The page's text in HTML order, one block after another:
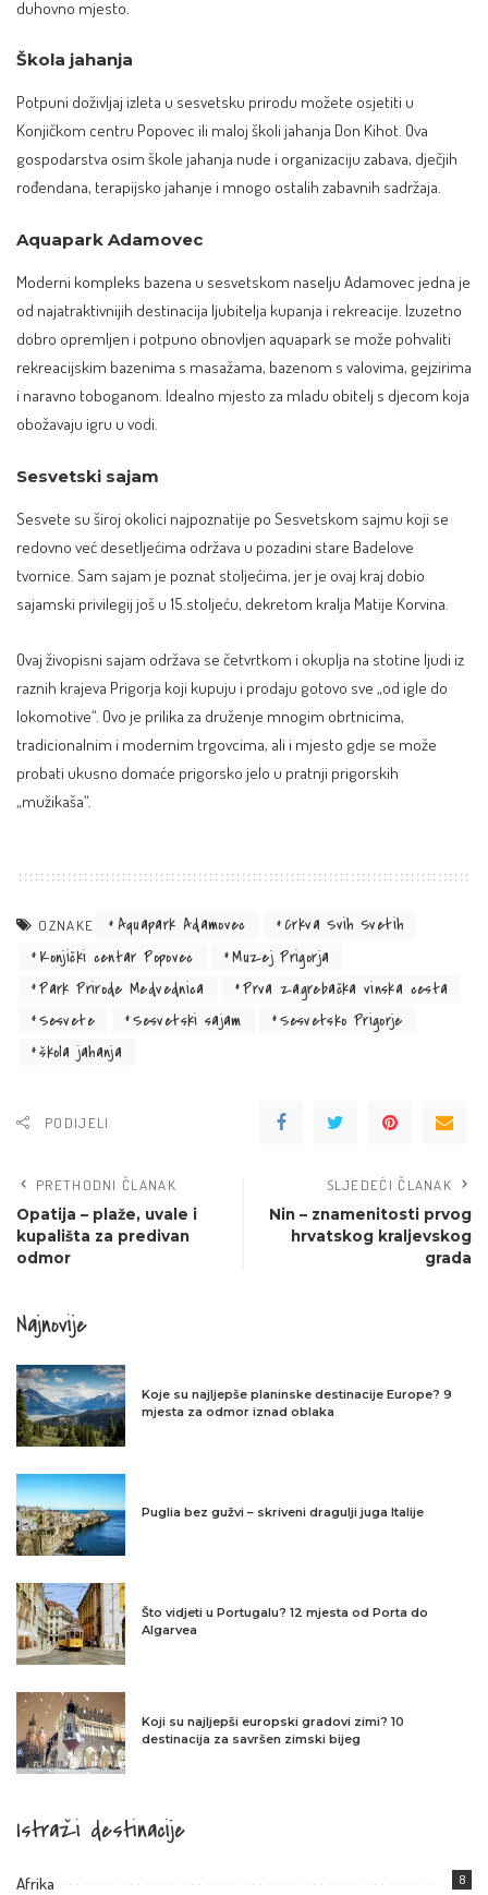
duhovno mjesto.
Škola jahanja
Potpuni doživljaj izleta u sesvetsku prirodu možete osjetiti u
Konjičkom centru Popovec ili maloj školi jahanja Don Kihot. Ova
gospodarstva osim škole jahanja nude i organizaciju zabava, dječjih
rođendana, terapijsko jahanje i mnogo ostalih zabavnih sadržaja.
Aquapark Adamovec
Moderni kompleks bazena u sesvetskom naselju Adamovec jedna je
od najatraktivnijih destinacija ljubitelja kupanja i rekreacije. Izuzetno
dobro opremljen i potpuno obnovljen aquapark se može pohvaliti
rekreacijskim bazenima s masažama, bazenom s valovima, gejzirima
i naravno toboganom. Idealno mjesto za mladu obitelj s djecom koja
obožavaju igru u vodi.
Sesvetski sajam
Sesvete su široj okolici najpoznatije po Sesvetskom sajmu koji se
redovno već desetljećima održava u pozadini stare Badelove
tvornice. Sam sajam je poznat stoljećima, jer je ovaj kraj dobio
sajamski privilegij još u 15.stoljeću, dekretom kralja Matije Korvina.
Ovaj živopisni sajam održava se četvrtkom i okuplja na stotine ljudi iz
raznih krajeva Prigorja koji kupuju i prodaju gotovo sve „od igle do
lokomotive“. Ovo je prilika za druženje mnogim obrtnicima,
tradicionalnim i modernim trgovcima, ali i mjesto gdje se može
probati ukusno domaće prigorsko jelo u pratnji prigorskih
„mužikaša“.
OZNAKE Aquapark Adamovec
Crkva Svih Svetih
Konjički centar Popovec
Muzej Prigorja
Park Prirode Medvednica
Prva zagrebačka vinska cesta
Sesvete
Sesvetski sajam
Sesvetsko Prigorje
škola jahanja
PODIJELI
PRETHODNI ČLANAK
Opatija – plaže, uvale i
kupališta za predivan
odmor
SLJEDEĆI ČLANAK
Nin – znamenitosti prvog
hrvatskog kraljevskog
grada
Najnovije
Koje su najljepše planinske destinacije Europe? 9
mjesta za odmor iznad oblaka
Puglia bez gužvi – skriveni dragulji juga Italije
Što vidjeti u Portugalu? 12 mjesta od Porta do
Algarvea
Koji su najljepši europski gradovi zimi? 10
destinacija za savršen zimski bijeg
Istraži destinacije
Afrika 8